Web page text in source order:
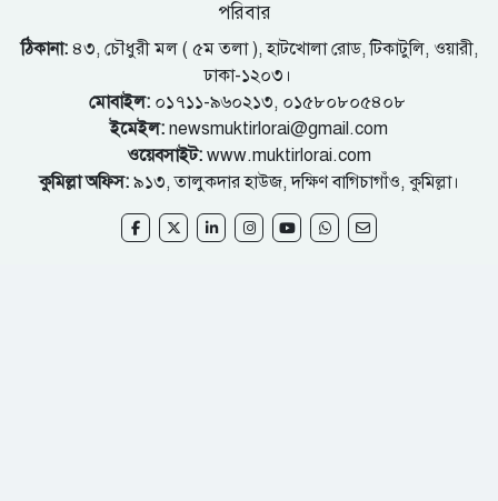
পরিবার
ঠিকানা:৪৩, চৌধুরী মল ( ৫ম তলা ), হাটখোলা রোড, টিকাটুলি, ওয়ারী,
ঢাকা-১২০৩।
মোবাইল:০১৭১১-৯৬০২১৩, ০১৫৮০৮০৫৪০৮
ইমেইল: newsmuktirlorai@gmail.com
ওয়েবসাইট: www.muktirlorai.com
কুমিল্লা অফিস: ৯১৩, তালুকদার হাউজ, দক্ষিণ বাগিচাগাঁও, কুমিল্লা।